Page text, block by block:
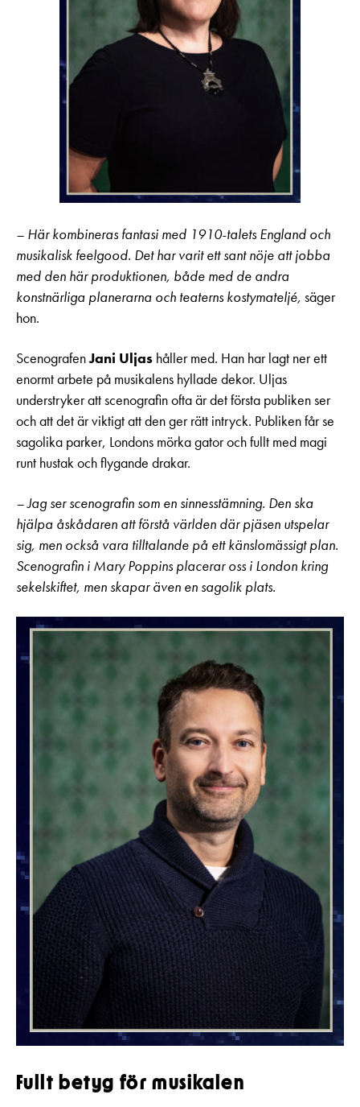
– Här kombineras fantasi med 1910-talets England och
musikalisk feelgood. Det har varit ett sant nöje att jobba
med den här produktionen, både med de andra
konstnärliga planerarna och teaterns kostymateljé, säger
hon.
ScenografenJani Uljas håller med. Han har lagt ner ett
enormt arbete på musikalens hyllade dekor. Uljas
understryker att scenografin ofta är det första publiken ser
och att det är viktigt att den ger rätt intryck. Publiken får se
sagolika parker, Londons mörka gator och fullt med magi
runt hustak och flygande drakar.
– Jag ser scenografin som en sinnesstämning. Den ska
hjälpa åskådaren att förstå världen där pjäsen utspelar
sig, men också vara tilltalande på ett känslomässigt plan.
Scenografin i Mary Poppins placerar oss i London kring
sekelskiftet, men skapar även en sagolik plats.
Fullt betyg för musikalen